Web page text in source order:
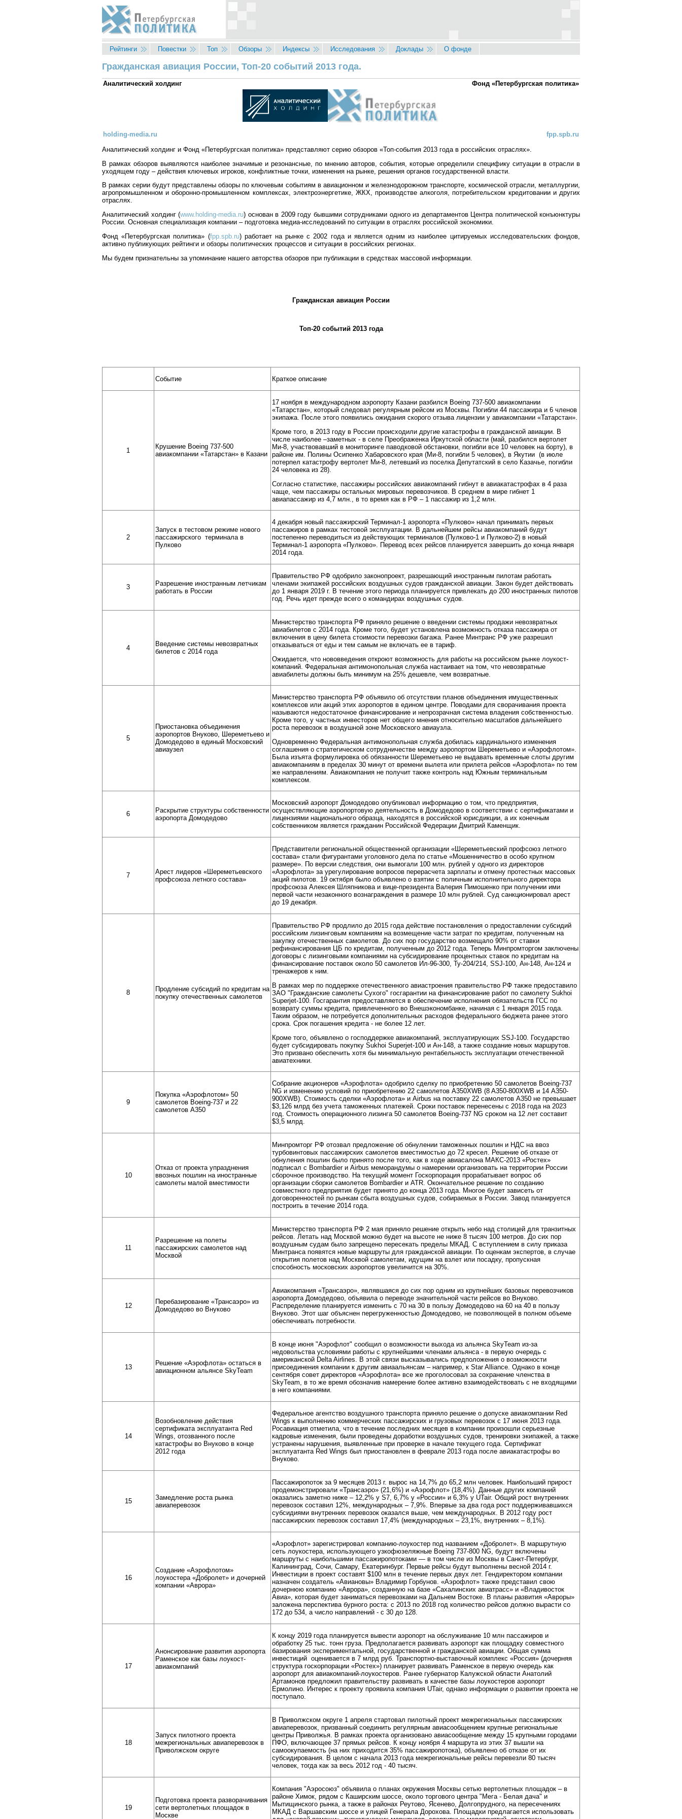
Рейтинги Повестки Топ Обзоры Индексы Исследования Доклады О фонде
Вы здесь
Гражданская авиация России, Топ-20 событий 2013 года.
Аналитический холдинг Фонд «Петербургская политика»
holding-media.ru
fpp.spb.ru
Аналитический холдинг и Фонд «Петербургская политика» представляют серию обзоров «Топ-события 2013 года в российских отраслях».
В рамках обзоров выявляются наиболее значимые и резонансные, по мнению авторов, события, которые определили специфику ситуации в отрасли в
уходящем году – действия ключевых игроков, конфликтные точки, изменения на рынке, решения органов государственной власти.
В рамках серии будут представлены обзоры по ключевым событиям в авиационном и железнодорожном транспорте, космической отрасли, металлургии,
агропромышленном и оборонно-промышленном комплексах, электроэнергетике, ЖКХ, производстве алкоголя, потребительском кредитовании и других
отраслях.
Аналитический холдинг (www.holding-media.ru) основан в 2009 году бывшими сотрудниками одного из департаментов Центра политической конъюнктуры
России. Основная специализация компании – подготовка медиа-исследований по ситуации в отраслях российской экономики.
Фонд «Петербургская политика» (fpp.spb.ru) работает на рынке с 2002 года и является одним из наиболее цитируемых исследовательских фондов,
активно публикующих рейтинги и обзоры политических процессов и ситуации в российских регионах.
Мы будем признательны за упоминание нашего авторства обзоров при публикации в средствах массовой информации.
Гражданская авиация России
Топ-20 событий 2013 года
Событие Краткое описание
1
Крушение Boeing 737-500
авиакомпании «Татарстан» в Казани
17 ноября в международном аэропорту Казани разбился Boeing 737-500 авиакомпании
«Татарстан», который следовал регулярным рейсом из Москвы. Погибли 44 пассажира и 6 членов
экипажа. После этого появились ожидания скорого отзыва лицензии у авиакомпании «Татарстан».
Кроме того, в 2013 году в России происходили другие катастрофы в гражданской авиации. В
числе наиболее –заметных - в селе Преображенка Иркутской области (май, разбился вертолет
Ми-8, участвовавший в мониторинге паводковой обстановки, погибли все 10 человек на борту), в
районе им. Полины Осипенко Хабаровского края (Ми-8, погибли 5 человек), в Якутии (в июле
потерпел катастрофу вертолет Ми-8, летевший из поселка Депутатский в село Казачье, погибли
24 человека из 28).
Согласно статистике, пассажиры российских авиакомпаний гибнут в авиакатастрофах в 4 раза
чаще, чем пассажиры остальных мировых перевозчиков. В среднем в мире гибнет 1
авиапассажир из 4,7 млн., в то время как в РФ – 1 пассажир из 1,2 млн.
2
Запуск в тестовом режиме нового
пассажирского терминала в
Пулково
4 декабря новый пассажирский Терминал-1 аэропорта «Пулково» начал принимать первых
пассажиров в рамках тестовой эксплуатации. В дальнейшем рейсы авиакомпаний будут
постепенно переводиться из действующих терминалов (Пулково-1 и Пулково-2) в новый
Терминал-1 аэропорта «Пулково». Перевод всех рейсов планируется завершить до конца января
2014 года.
3
Разрешение иностранным летчикам
работать в России
Правительство РФ одобрило законопроект, разрешающий иностранным пилотам работать
членами экипажей российских воздушных судов гражданской авиации. Закон будет действовать
до 1 января 2019 г. В течение этого периода планируется привлекать до 200 иностранных пилотов
год. Речь идет прежде всего о командирах воздушных судов.
4
Введение системы невозвратных
билетов с 2014 года
Министерство транспорта РФ приняло решение о введении системы продажи невозвратных
авиабилетов с 2014 года. Кроме того, будет установлена возможность отказа пассажира от
включения в цену билета стоимости перевозки багажа. Ранее Минтранс РФ уже разрешил
отказываться от еды и тем самым не включать ее в тариф.
Ожидается, что нововведения откроют возможность для работы на российском рынке лоукост-
компаний. Федеральная антимонопольная служба настаивает на том, что невозвратные
авиабилеты должны быть минимум на 25% дешевле, чем возвратные.
5
Приостановка объединения
аэропортов Внуково, Шереметьево и
Домодедово в единый Московский
авиаузел
Министерство транспорта РФ объявило об отсутствии планов объединения имущественных
комплексов или акций этих аэропортов в едином центре. Поводами для сворачивания проекта
называются недостаточное финансирование и непрозрачная система владения собственностью.
Кроме того, у частных инвесторов нет общего мнения относительно масштабов дальнейшего
роста перевозок в воздушной зоне Московского авиаузла.
Одновременно Федеральная антимонопольная служба добилась кардинального изменения
соглашения о стратегическом сотрудничестве между аэропортом Шереметьево и «Аэрофлотом».
Была изъята формулировка об обязанности Шереметьево не выдавать временные слоты другим
авиакомпаниям в пределах 30 минут от времени вылета или прилета рейсов «Аэрофлота» по тем
же направлениям. Авиакомпания не получит также контроль над Южным терминальным
комплексом.
6
Раскрытие структуры собственности
аэропорта Домодедово
Московский аэропорт Домодедово опубликовал информацию о том, что предприятия,
осуществляющие аэропортовую деятельность в Домодедово в соответствии с сертификатами и
лицензиями национального образца, находятся в российской юрисдикции, а их конечным
собственником является гражданин Российской Федерации Дмитрий Каменщик.
7
Арест лидеров «Шереметьевского
профсоюза летного состава»
Представители региональной общественной организации «Шереметьевский профсоюз летного
состава» стали фигурантами уголовного дела по статье «Мошенничество в особо крупном
размере». По версии следствия, они вымогали 100 млн. рублей у одного из директоров
«Аэрофлота» за урегулирование вопросов перерасчета зарплаты и отмену протестных массовых
акций пилотов. 19 октября было объявлено о взятии с поличным исполнительного директора
профсоюза Алексея Шляпникова и вице-президента Валерия Пимошенко при получении ими
первой части незаконного вознаграждения в размере 10 млн рублей. Суд санкционировал арест
до 19 декабря.
8
Продление субсидий по кредитам на
покупку отечественных самолетов
Правительство РФ продлило до 2015 года действие постановления о предоставлении субсидий
российским лизинговым компаниям на возмещение части затрат по кредитам, полученным на
закупку отечественных самолетов. До сих пор государство возмещало 90% от ставки
рефинансирования ЦБ по кредитам, полученным до 2012 года. Теперь Минпромторгом заключены
договоры с лизинговыми компаниями на субсидирование процентных ставок по кредитам на
финансирование поставок около 50 самолетов Ил-96-300, Ту-204/214, SSJ-100, Ан-148, Ан-124 и
тренажеров к ним.
В рамках мер по поддержке отечественного авиастроения правительство РФ также предоставило
ЗАО "Гражданские самолеты Сухого" госгарантии на финансирование работ по самолету Sukhoi
Superjet-100. Госгарантия предоставляется в обеспечение исполнения обязательств ГСС по
возврату суммы кредита, привлеченного во Внешэкономбанке, начиная с 1 января 2015 года.
Таким образом, не потребуется дополнительных расходов федерального бюджета ранее этого
срока. Срок погашения кредита - не более 12 лет.
Кроме того, объявлено о господдержке авиакомпаний, эксплуатирующих SSJ-100. Государство
будет субсидировать покупку Sukhoi Superjet-100 и Ан-148, а также создание новых маршрутов.
Это призвано обеспечить хотя бы минимальную рентабельность эксплуатации отечественной
авиатехники.
9
Покупка «Аэрофлотом» 50
самолетов Boeing-737 и 22
самолетов A350
Собрание акционеров «Аэрофлота» одобрило сделку по приобретению 50 самолетов Boeing-737
NG и изменению условий по приобретению 22 самолетов A350XWB (8 A350-800XWB и 14 A350-
900XWB). Стоимость сделки «Аэрофлота» и Airbus на поставку 22 самолетов A350 не превышает
$3,126 млрд без учета таможенных платежей. Сроки поставок перенесены с 2018 года на 2023
год. Стоимость операционного лизинга 50 самолетов Boeing-737 NG сроком на 12 лет составит
$3,5 млрд.
10
Отказ от проекта упразднения
ввозных пошлин на иностранные
самолеты малой вместимости
Минпромторг РФ отозвал предложение об обнулении таможенных пошлин и НДС на ввоз
турбовинтовых пассажирских самолетов вместимостью до 72 кресел. Решение об отказе от
обнуления пошлин было принято после того, как в ходе авиасалона МАКС-2013 «Ростех»
подписал с Bombardier и Airbus меморандумы о намерении организовать на территории России
сборочное производство. На текущий момент Госкорпорация прорабатывает вопрос об
организации сборки самолетов Bombardier и ATR. Окончательное решение по созданию
совместного предприятия будет принято до конца 2013 года. Многое будет зависеть от
договоренностей по рынкам сбыта воздушных судов, собираемых в России. Завод планируется
построить в течение 2014 года.
11
Разрешение на полеты
пассажирских самолетов над
Москвой
Министерство транспорта РФ 2 мая приняло решение открыть небо над столицей для транзитных
рейсов. Летать над Москвой можно будет на высоте не ниже 8 тысяч 100 метров. До сих пор
воздушным судам было запрещено пересекать пределы МКАД. С вступлением в силу приказа
Минтранса появятся новые маршруты для гражданской авиации. По оценкам экспертов, в случае
открытия полетов над Москвой самолетам, идущим на взлет или посадку, пропускная
способность московских аэропортов увеличится на 30%.
12
Перебазирование «Трансаэро» из
Домодедово во Внуково
Авиакомпания «Трансаэро», являвшаяся до сих пор одним из крупнейших базовых перевозчиков
аэропорта Домодедово, объявила о переводе значительной части рейсов во Внуково.
Распределение планируется изменить с 70 на 30 в пользу Домодедово на 60 на 40 в пользу
Внуково. Этот шаг объяснен перегруженностью Домодедово, не позволяющей в полном объеме
обеспечивать потребности.
13
Решение «Аэрофлота» остаться в
авиационном альянсе SkyTeam
В конце июня "Аэрофлот" сообщил о возможности выхода из альянса SkyTeam из-за
недовольства условиями работы с крупнейшими членами альянса - в первую очередь с
американской Delta Airlines. В этой связи высказывались предположения о возможности
присоединения компании к другим авиаальянсам – например, к Star Alliance. Однако в конце
сентября совет директоров «Аэрофлота» все же проголосовал за сохранение членства в
SkyTeam, в то же время обозначив намерение более активно взаимодействовать с не входящими
в него компаниями.
14
Возобновление действия
сертификата эксплуатанта Red
Wings, отозванного после
катастрофы во Внуково в конце
2012 года
Федеральное агентство воздушного транспорта приняло решение о допуске авиакомпании Red
Wings к выполнению коммерческих пассажирских и грузовых перевозок с 17 июня 2013 года.
Росавиация отметила, что в течение последних месяцев в компании произошли серьезные
кадровые изменения, были проведены доработки воздушных судов, тренировки экипажей, а также
устранены нарушения, выявленные при проверке в начале текущего года. Сертификат
эксплуатанта Red Wings был приостановлен в феврале 2013 года после авиакатастрофы во
Внуково.
15
Замедление роста рынка
авиаперевозок
Пассажиропоток за 9 месяцев 2013 г. вырос на 14,7% до 65,2 млн человек. Наибольший прирост
продемонстрировали «Трансаэро» (21,6%) и «Аэрофлот» (18,4%). Данные других компаний
оказались заметно ниже – 12,2% у S7, 6,7% у «России» и 6,3% у UTair. Общий рост внутренних
перевозок составил 12%, международных – 7,9%. Впервые за два года рост поддерживавшихся
субсидиями внутренних перевозок оказался выше, чем международных. В 2012 году рост
пассажирских перевозок составил 17,4% (международных – 23,1%, внутренних – 8,1%).
16
Создание «Аэрофлотом»
лоукостера «Добролет» и дочерней
компании «Аврора»
«Аэрофлот» зарегистрировал компанию-лоукостер под названием «Добролет». В маршрутную
сеть лоукостера, использующего узкофюзеляжные Boeing 737-800 NG, будут включены
маршруты с наибольшими пассажиропотоками — в том числе из Москвы в Санкт-Петербург,
Калининград, Сочи, Самару, Екатеринбург. Первые рейсы будут выполнены весной 2014 г.
Инвестиции в проект составят $100 млн в течение первых двух лет. Гендиректором компании
назначен создатель «Авиановы» Владимир Горбунов. «Аэрофлот» также представил свою
дочернюю компанию «Аврора», созданную на базе «Сахалинских авиатрасс» и «Владивосток
Авиа», которая будет заниматься перевозками на Дальнем Востоке. В планы развития «Авроры»
заложена перспектива бурного роста: c 2013 по 2018 год количество рейсов должно вырасти со
172 до 534, а число направлений - с 30 до 128.
17
Анонсирование развития аэропорта
Раменское как базы лоукост-
авиакомпаний
К концу 2019 года планируется вывести аэропорт на обслуживание 10 млн пассажиров и
обработку 25 тыс. тонн груза. Предполагается развивать аэропорт как площадку совместного
базирования экспериментальной, государственной и гражданской авиации. Общая сумма
инвестиций оценивается в 7 млрд руб. Транспортно-выставочный комплекс «Россия» (дочерняя
структура госкорпорации «Ростех») планирует развивать Раменское в первую очередь как
аэропорт для авиакомпаний-лоукостеров. Ранее губернатор Калужской области Анатолий
Артамонов предложил правительству развивать в качестве базы лоукостеров аэропорт
Ермолино. Интерес к проекту проявила компания UTair, однако информации о развитии проекта не
поступало.
18
Запуск пилотного проекта
межрегиональных авиаперевозок в
Приволжском округе
В Приволжском округе 1 апреля стартовал пилотный проект межрегиональных пассажирских
авиаперевозок, призванный соединить регулярным авиасообщением крупные региональные
центры Приволжья. В рамках проекта организовано авиасообщение между 15 крупными городами
ПФО, включающее 37 прямых рейсов. К концу ноября 4 маршрута из этих 37 вышли на
самоокупаемость (на них приходится 35% пассажиропотока), объявлено об отказе от их
субсидирования. В целом с начала 2013 года межрегиональные рейсы перевезли 80 тысяч
человек, тогда как за весь 2012 год - 40 тысяч.
19
Подготовка проекта разворачивания
сети вертолетных площадок в
Москве
Компания "Аэросоюз" объявила о планах окружения Москвы сетью вертолетных площадок – в
районе Химок, рядом с Каширским шоссе, около торгового центра "Мега - Белая дача" и
Мытищинского рынка, а также в районах Реутово, Ясенево, Долгопрудного, на пересечениях
МКАД с Варшавским шоссе и улицей Генерала Дорохова. Площадки предлагается использовать